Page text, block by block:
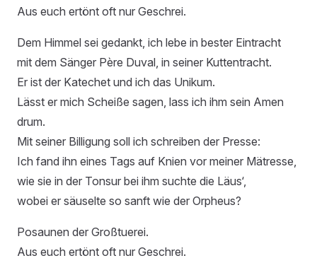
Aus euch ertönt oft nur Geschrei.
Dem Himmel sei gedankt, ich lebe in bester Eintracht
mit dem Sänger Père Duval, in seiner Kuttentracht.
Er ist der Katechet und ich das Unikum.
Lässt er mich Scheiße sagen, lass ich ihm sein Amen
drum.
Mit seiner Billigung soll ich schreiben der Presse:
Ich fand ihn eines Tags auf Knien vor meiner Mätresse,
wie sie in der Tonsur bei ihm suchte die Läus‘,
wobei er säuselte so sanft wie der Orpheus?
Posaunen der Großtuerei.
Aus euch ertönt oft nur Geschrei.